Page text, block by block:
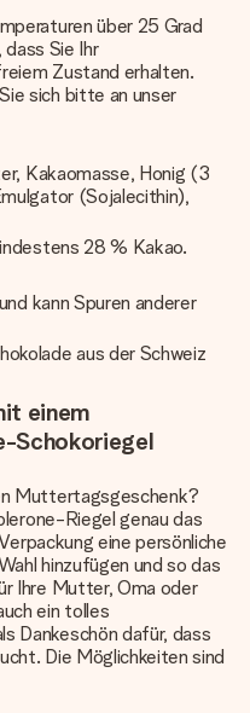
über 25 Grad
dass Sie Ihr
Zustand erhalten.
sich bitte an unser
Kakaomasse, Honig (3
(Sojalecithin),
28 % Kakao.
kann Spuren anderer
aus der Schweiz
einem
Schokoriegel
Muttertagsgeschenk?
Riegel genau das
eine persönliche
hinzufügen und so das
Ihre Mutter, Oma oder
ein tolles
Dankeschön dafür, dass
Die Möglichkeiten sind